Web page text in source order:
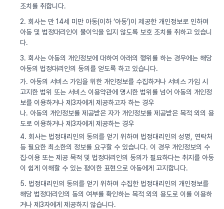
조치를 취합니다.
2. 회사는 만 14세 미만 아동(이하 ‘아동’)이 제공한 개인정보로 인하여
아동 및 법정대리인이 불이익을 입지 않도록 보호 조치를 취하고 있습니
다.
3. 회사는 아동의 개인정보에 대하여 아래의 행위를 하는 경우에는 해당
아동의 법정대리인의 동의를 얻도록 하고 있습니다.
가. 아동의 서비스 가입을 위한 개인정보를 수집하거나 서비스 가입 시
고지한 범위 또는 서비스 이용약관에 명시한 범위를 넘어 아동의 개인정
보를 이용하거나 제3자에게 제공하고자 하는 경우
나. 아동의 개인정보를 제공받은 자가 개인정보를 제공받은 목적 외의 용
도로 이용하거나 제3자에게 제공하는 경우
4. 회사는 법정대리인의 동의를 얻기 위하여 법정대리인의 성명, 연락처
등 필요한 최소한의 정보를 요구할 수 있습니다. 이 경우 개인정보의 수
집·이용 또는 제공 목적 및 법정대리인의 동의가 필요하다는 취지를 아동
이 쉽게 이해할 수 있는 평이한 표현으로 아동에게 고지합니다.
5. 법정대리인의 동의를 얻기 위하여 수집한 법정대리인의 개인정보를
해당 법정대리인의 동의 여부를 확인하는 목적 외의 용도로 이를 이용하
거나 제3자에게 제공하지 않습니다.